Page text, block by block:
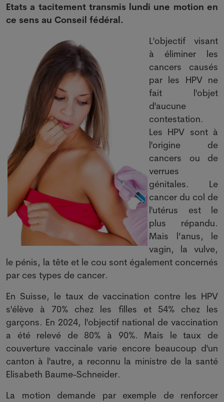
Etats a tacitement transmis lundi une motion en
ce sens au Conseil fédéral.
L'objectif visant
à éliminer les
cancers causés
par les HPV ne
fait l'objet
d'aucune
contestation.
Les HPV sont à
l'origine de
cancers ou de
verrues
génitales. Le
cancer du col de
l'utérus est le
plus répandu.
Mais l’anus, le
vagin, la vulve,
le pénis, la tête et le cou sont également concernés
par ces types de cancer.
En Suisse, le taux de vaccination contre les HPV
s'élève à 70% chez les filles et 54% chez les
garçons. En 2024, l'objectif national de vaccination
a été relevé de 80% à 90%. Mais le taux de
couverture vaccinale varie encore beaucoup d'un
canton à l'autre, a reconnu la ministre de la santé
Elisabeth Baume-Schneider.
La motion demande par exemple de renforcer